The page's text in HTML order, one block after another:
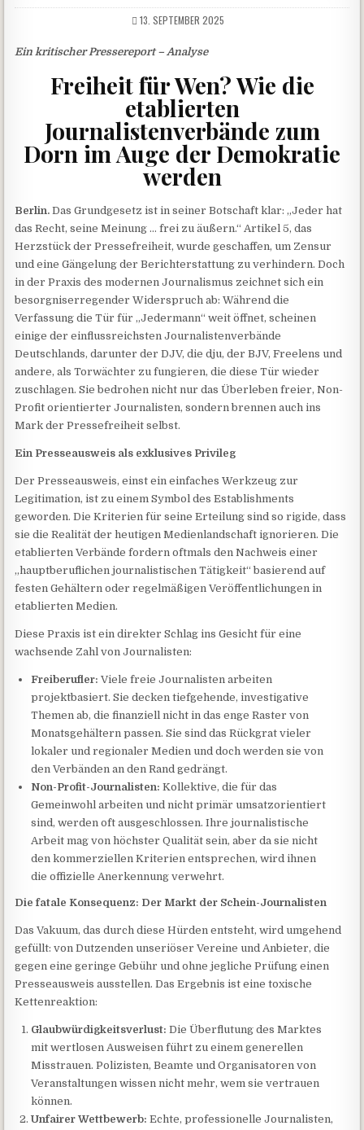
13. SEPTEMBER 2025
Ein kritischer Pressereport – Analyse
Freiheit für Wen? Wie die
etablierten
Journalistenverbände zum
Dorn im Auge der Demokratie
werden
Berlin. Das Grundgesetz ist in seiner Botschaft klar: „Jeder hat
das Recht, seine Meinung … frei zu äußern.“ Artikel 5, das
Herzstück der Pressefreiheit, wurde geschaffen, um Zensur
und eine Gängelung der Berichterstattung zu verhindern. Doch
in der Praxis des modernen Journalismus zeichnet sich ein
besorgniserregender Widerspruch ab: Während die
Verfassung die Tür für „Jedermann“ weit öffnet, scheinen
einige der einflussreichsten Journalistenverbände
Deutschlands, darunter der DJV, die dju, der BJV, Freelens und
andere, als Torwächter zu fungieren, die diese Tür wieder
zuschlagen. Sie bedrohen nicht nur das Überleben freier, Non-
Profit orientierter Journalisten, sondern brennen auch ins
Mark der Pressefreiheit selbst.
Ein Presseausweis als exklusives Privileg
Der Presseausweis, einst ein einfaches Werkzeug zur
Legitimation, ist zu einem Symbol des Establishments
geworden. Die Kriterien für seine Erteilung sind so rigide, dass
sie die Realität der heutigen Medienlandschaft ignorieren. Die
etablierten Verbände fordern oftmals den Nachweis einer
„hauptberuflichen journalistischen Tätigkeit“ basierend auf
festen Gehältern oder regelmäßigen Veröffentlichungen in
etablierten Medien.
Diese Praxis ist ein direkter Schlag ins Gesicht für eine
wachsende Zahl von Journalisten:
Freiberufler: Viele freie Journalisten arbeiten
projektbasiert. Sie decken tiefgehende, investigative
Themen ab, die finanziell nicht in das enge Raster von
Monatsgehältern passen. Sie sind das Rückgrat vieler
lokaler und regionaler Medien und doch werden sie von
den Verbänden an den Rand gedrängt.
Non-Profit-Journalisten: Kollektive, die für das
Gemeinwohl arbeiten und nicht primär umsatzorientiert
sind, werden oft ausgeschlossen. Ihre journalistische
Arbeit mag von höchster Qualität sein, aber da sie nicht
den kommerziellen Kriterien entsprechen, wird ihnen
die offizielle Anerkennung verwehrt.
Die fatale Konsequenz: Der Markt der Schein-Journalisten
Das Vakuum, das durch diese Hürden entsteht, wird umgehend
gefüllt: von Dutzenden unseriöser Vereine und Anbieter, die
gegen eine geringe Gebühr und ohne jegliche Prüfung einen
Presseausweis ausstellen. Das Ergebnis ist eine toxische
Kettenreaktion:
Glaubwürdigkeitsverlust: Die Überflutung des Marktes
mit wertlosen Ausweisen führt zu einem generellen
Misstrauen. Polizisten, Beamte und Organisatoren von
Veranstaltungen wissen nicht mehr, wem sie vertrauen
können.
Unfairer Wettbewerb: Echte, professionelle Journalisten,